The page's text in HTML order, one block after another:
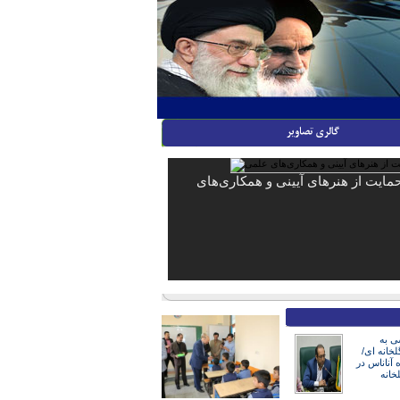
حمایت از هنرهای آیینی و همکاری‌های
به
ای/
آناناس در